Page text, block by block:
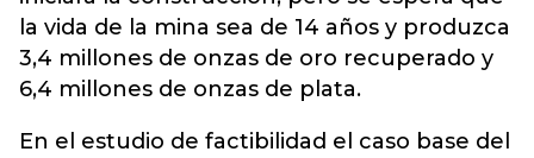
la vida de la mina sea de 14 años y produzca
3,4 millones de onzas de oro recuperado y
6,4 millones de onzas de plata.
En el estudio de factibilidad el caso base del